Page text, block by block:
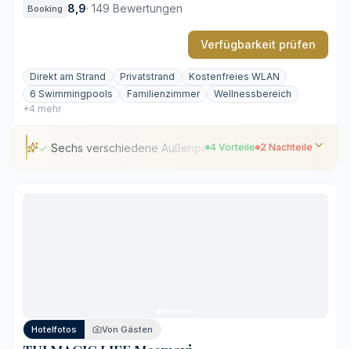
Booking 8,9· 149 Bewertungen
Verfügbarkeit prüfen
Direkt am Strand Privatstrand
Kostenfreies WLAN
6 Swimmingpools
Familienzimmer
Wellnessbereich
+4 mehr
Sechs verschiedene Außenpools4 Vorteile 2 Nachteile
Hotelfotos Von Gästen